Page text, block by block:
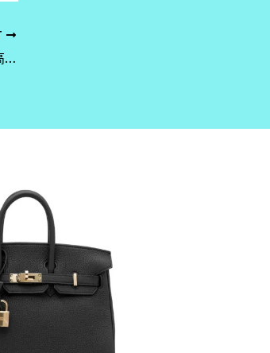
二手手袋回收前必做的5件事：提高回收價的實用技巧